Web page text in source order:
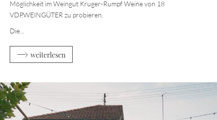
Möglichkeit im Weingut Kruger-Rumpf Weine von 18
VDP.WEINGÜTER zu probieren.
Die...
weiterlesen